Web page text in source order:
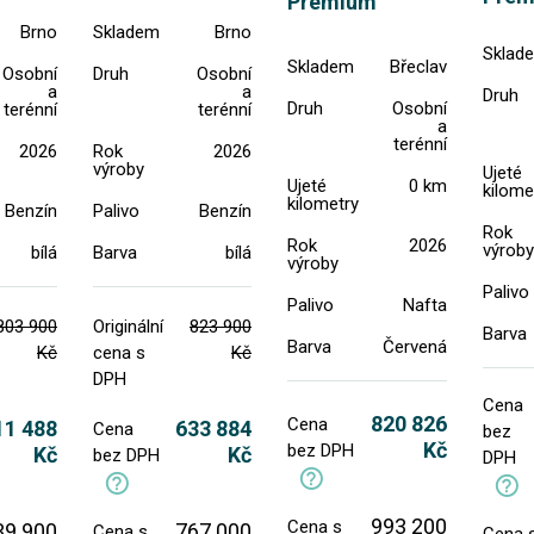
Brno
Osobní
a
terénní
2026
Benzín
bílá
900
Kč
488
Kč
Skladem
Brno
Druh
Osobní
a
terénní
Rok
výroby
2026
Palivo
Benzín
Barva
bílá
Originální
cena s
DPH
823 900
Kč
Cena
bez DPH
633 884
Kč
Skladem
Břeclav
Druh
Osobní
a
terénní
Ujeté
kilometry
0 km
Rok
výroby
2026
Palivo
Nafta
Barva
Červená
Cena
bez DPH
820 826
Kč
Cena s
993 200
Druh
Ujeté
Rok
výroby
Palivo
Barva
Cena
bez
DPH